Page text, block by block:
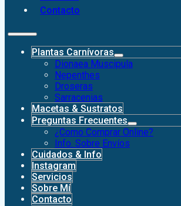
Contacto
Plantas Carnívoras
Dionaea Muscipula
Nepenthes
Droseras
Sarracenias
Macetas & Sustratos
Preguntas Frecuentes
¿Como Comprar Online?
Info. Sobre Envíos
Cuidados & Info
Instagram
Servicios
Sobre Mí
Contacto